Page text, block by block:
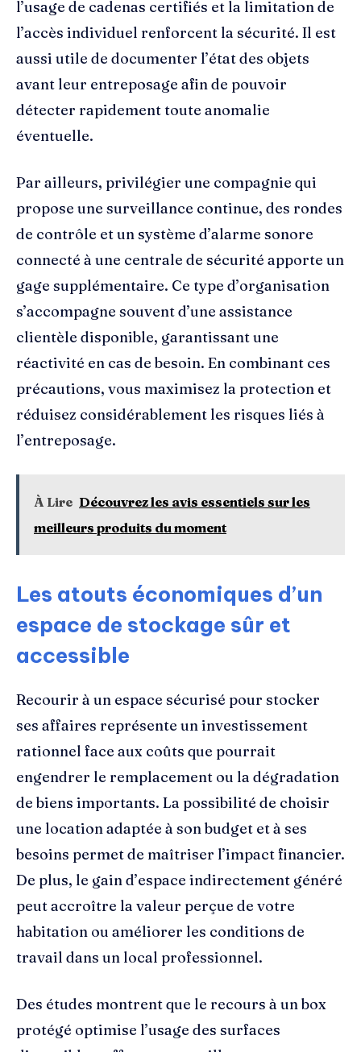
l’usage de cadenas certifiés et la limitation de
l’accès individuel renforcent la sécurité. Il est
aussi utile de documenter l’état des objets
avant leur entreposage afin de pouvoir
détecter rapidement toute anomalie
éventuelle.
Par ailleurs, privilégier une compagnie qui
propose une surveillance continue, des rondes
de contrôle et un système d’alarme sonore
connecté à une centrale de sécurité apporte un
gage supplémentaire. Ce type d’organisation
s’accompagne souvent d’une assistance
clientèle disponible, garantissant une
réactivité en cas de besoin. En combinant ces
précautions, vous maximisez la protection et
réduisez considérablement les risques liés à
l’entreposage.
À Lire Découvrez les avis essentiels sur les
meilleurs produits du moment
Les atouts économiques d’un
espace de stockage sûr et
accessible
Recourir à un espace sécurisé pour stocker
ses affaires représente un investissement
rationnel face aux coûts que pourrait
engendrer le remplacement ou la dégradation
de biens importants. La possibilité de choisir
une location adaptée à son budget et à ses
besoins permet de maîtriser l’impact financier.
De plus, le gain d’espace indirectement généré
peut accroître la valeur perçue de votre
habitation ou améliorer les conditions de
travail dans un local professionnel.
Des études montrent que le recours à un box
protégé optimise l’usage des surfaces